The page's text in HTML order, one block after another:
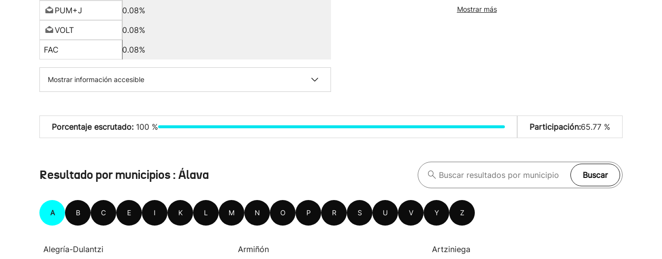
PUM+J
0.08%
VOLT
0.08%
FAC
0.08%
Mostrar información accesible
Mostrar más
Porcentaje escrutado: 100 % Participación:65.77 %
Resultado por municipios : Álava Buscar
A B C E I K L M N O P R S U V Y Z
Alegría-Dulantzi Armiñón Artziniega